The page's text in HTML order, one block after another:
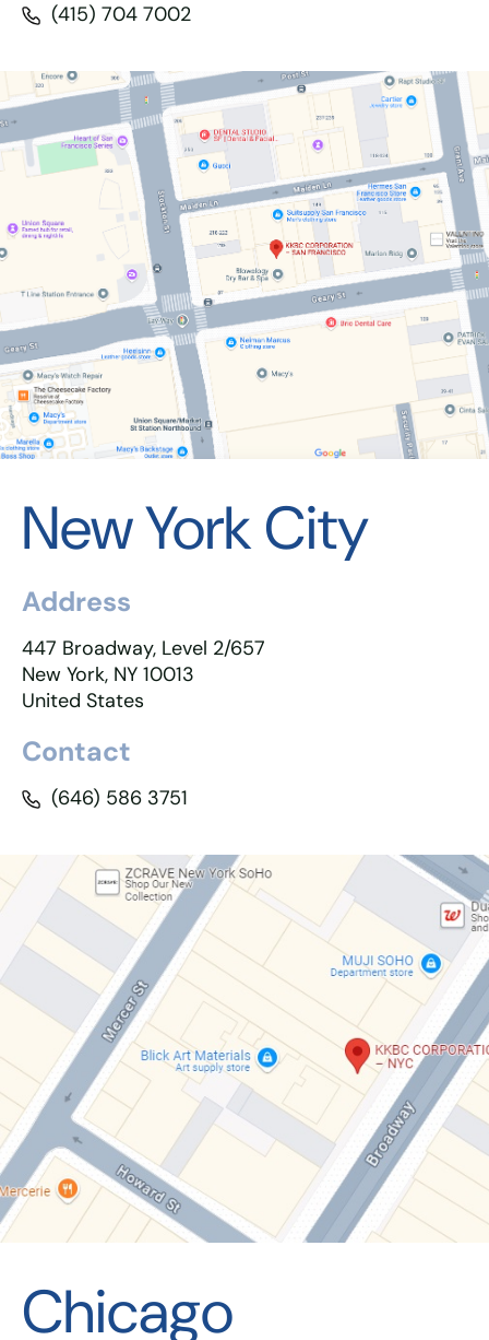
(415) 704 7002
New York City
Address
447 Broadway, Level 2/657
New York, NY 10013
United States
Contact
(646) 586 3751
Chicago